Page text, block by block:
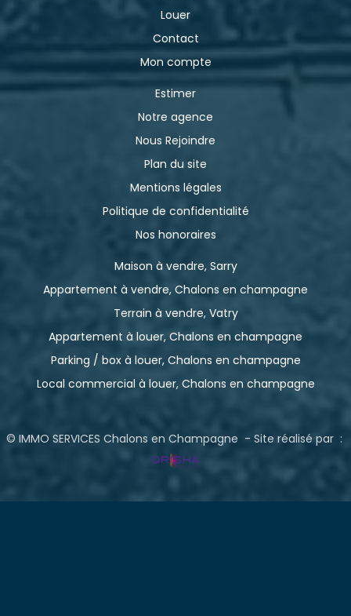
Louer
Contact
Mon compte
Estimer
Notre agence
Nous Rejoindre
Plan du site
Mentions légales
Politique de confidentialité
Nos honoraires
Maison à vendre, Sarry
Appartement à vendre, Chalons en champagne
Terrain à vendre, Vatry
Appartement à louer, Chalons en champagne
Parking / box à louer, Chalons en champagne
Local commercial à louer, Chalons en champagne
© IMMO SERVICES Chalons en Champagne - Site réalisé par :